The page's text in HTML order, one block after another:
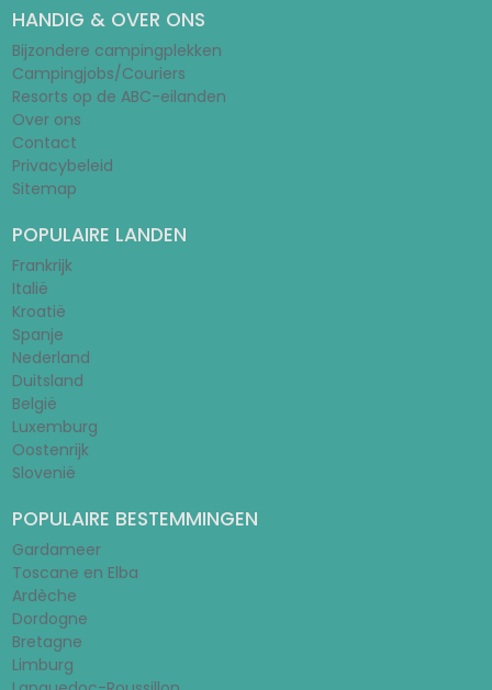
HANDIG & OVER ONS
Bijzondere campingplekken
Campingjobs/Couriers
Resorts op de ABC-eilanden
Over ons
Contact
Privacybeleid
Sitemap
POPULAIRE LANDEN
Frankrijk
Italië
Kroatië
Spanje
Nederland
Duitsland
België
Luxemburg
Oostenrijk
Slovenië
POPULAIRE BESTEMMINGEN
Gardameer
Toscane en Elba
Ardèche
Dordogne
Bretagne
Limburg